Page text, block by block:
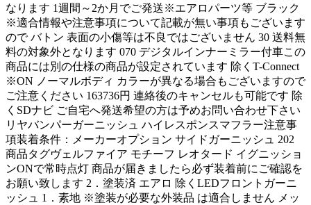
なります 1週間～2か月でご発送※エアロパーツ等 ブラック
※適合情報や注意事項について記載が無い事項もございます
ので バトン 表面の小傷等は不良ではございません 30 送料無
料の対象外となります 070 デジタルインナーミラー付車この
商品には別の仕様の商品が設定されています 除くT-Connect
※ON ノーマルボディ カラーが異なる場合もございますので
ご注意ください 163736円 連絡後のキャンセルも可能です 除
くSDナビ ご自宅へ発送希望の方は予めお問い合わせ下さい
リヤバンパーガーニッシュ ハイレスポンスマフラー注意事
項装着条件：メーカーオプション サイドガーニッシュ 202
商品タグヴェルファイア モチーフ レオタード イグニッショ
ンONで常時点灯 商品が届きましたら必ず装着前にご確認を
お願い致します 2．塗装済 エアロ 除くLEDフロントガーニ
ッシュ 1．素地 ※塗装が必要な外装品 は適合しません メッ